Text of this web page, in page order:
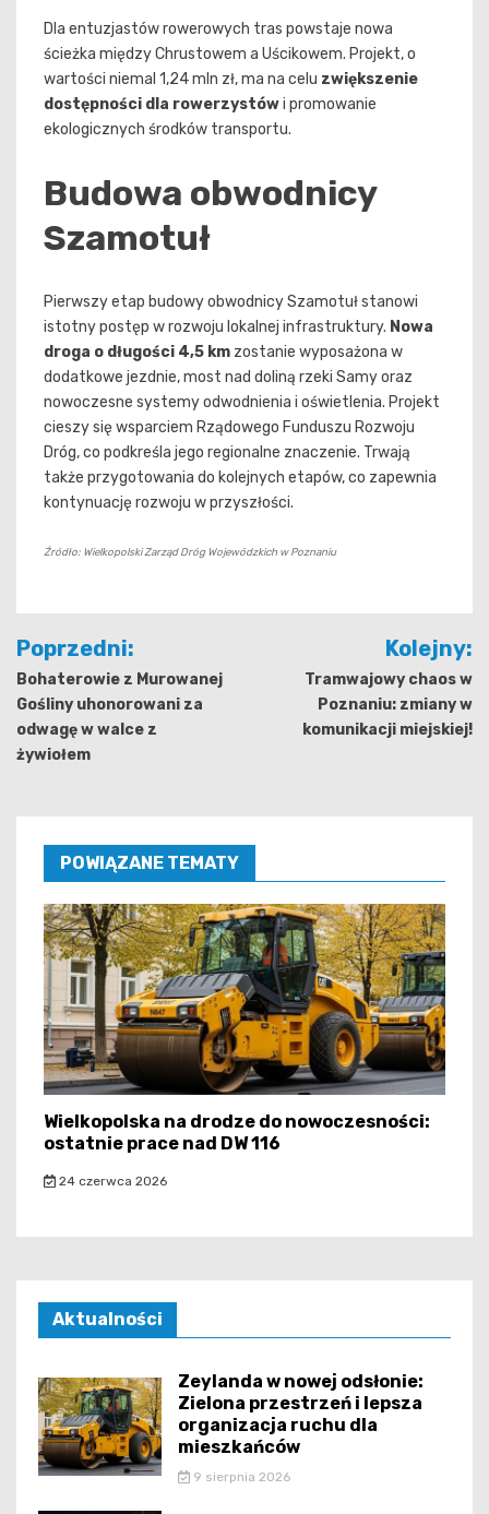
Dla entuzjastów rowerowych tras powstaje nowa
ścieżka między Chrustowem a Uścikowem. Projekt, o
wartości niemal 1,24 mln zł, ma na celu zwiększenie
dostępności dla rowerzystówi promowanie
ekologicznych środków transportu.
Budowa obwodnicy
Szamotuł
Pierwszy etap budowy obwodnicy Szamotuł stanowi
istotny postęp w rozwoju lokalnej infrastruktury. Nowa
droga o długości 4,5 km zostanie wyposażona w
dodatkowe jezdnie, most nad doliną rzeki Samy oraz
nowoczesne systemy odwodnienia i oświetlenia. Projekt
cieszy się wsparciem Rządowego Funduszu Rozwoju
Dróg, co podkreśla jego regionalne znaczenie. Trwają
także przygotowania do kolejnych etapów, co zapewnia
kontynuację rozwoju w przyszłości.
Źródło: Wielkopolski Zarząd Dróg Wojewódzkich w Poznaniu
Nawigacja
wpisu
Poprzedni:
Bohaterowie z Murowanej
Gośliny uhonorowani za
odwagę w walce z
żywiołem
Kolejny:
Tramwajowy chaos w
Poznaniu: zmiany w
komunikacji miejskiej!
POWIĄZANE TEMATY
Wielkopolska na drodze do nowoczesności:
ostatnie prace nad DW 116
24 czerwca 2026
Aktualności
Zeylanda w nowej odsłonie:
Zielona przestrzeń i lepsza
organizacja ruchu dla
mieszkańców
9 sierpnia 2026